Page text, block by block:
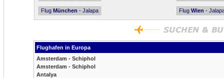
Flug München - Jalapa Flug Wien -
Flughafen in Europa
Amsterdam - Schiphol
Amsterdam - Schiphol
Antalya